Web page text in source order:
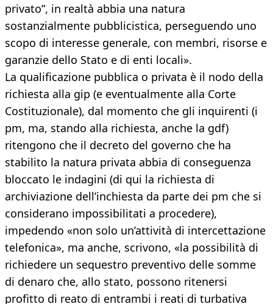
privato”, in realtà abbia una natura
sostanzialmente pubblicistica, perseguendo uno
scopo di interesse generale, con membri, risorse e
garanzie dello Stato e di enti locali».
La qualificazione pubblica o privata è il nodo della
richiesta alla gip (e eventualmente alla Corte
Costituzionale), dal momento che gli inquirenti (i
pm, ma, stando alla richiesta, anche la gdf)
ritengono che il decreto del governo che ha
stabilito la natura privata abbia di conseguenza
bloccato le indagini (di qui la richiesta di
archiviazione dell’inchiesta da parte dei pm che si
considerano impossibilitati a procedere),
impedendo «non solo un’attività di intercettazione
telefonica», ma anche, scrivono, «la possibilità di
richiedere un sequestro preventivo delle somme
di denaro che, allo stato, possono ritenersi
profitto di reato di entrambi i reati di turbativa